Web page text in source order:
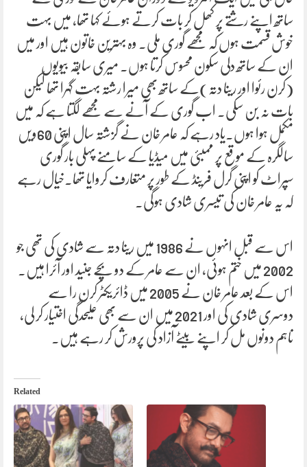
ساتھ اپنے رشتے پر کھل کر بات کرتے ہوئے کہا تھا، میں بہت
خوش قسمت ہوں کہ مجھے گوری ملی۔ وہ بہترین خاتون ہیں اور میں
ان کے ساتھ دلی سکون محسوس کرتا ہوں۔ میری سابقہ بیویوں
(کرن رئوا اور رینا دتہ)کے ساتھ بھی میرا رشتہ بہت گہرا تھا لیکن
بات نہ بن سکی۔ اب گوری کے آنے سے مجھے لگتا ہے کہ میں
مکمل ہوا ہوں۔یاد رہے کہ عامر خان نے گزشتہ سال اپنی 60ویں
سالگرہ کے موقع پر ممبئی میں میڈیا کے سامنے پہلی بار گوری
سپراٹ کو اپنی گرل فرینڈ کے طور پر متعارف کروایا تھا۔خیال رہے
کہ یہ عامر خان کی تیسری شادی ہوگی۔
اس سے قبل انہوں نے 1986 میں رینا دتہ سے شادی کی تھی جو
2002 میں ختم ہوئی، ان سے عامر کے دو بچے جنید اور آئرا ہیں۔
اس کے بعد عامر خان نے 2005 میں ڈائریکٹر کرن را سے
دوسری شادی کی اور 2021 میں ان سے بھی علیحدگی اختیار کر لی،
تاہم دونوں مل کر اپنے بیٹے آزاد کی پرورش کر رہے ہیں۔
Related